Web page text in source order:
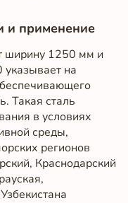
и применение
ширину 1250 мм и
на
Такая сталь
в условиях
среды,
регионов
Краснодарский